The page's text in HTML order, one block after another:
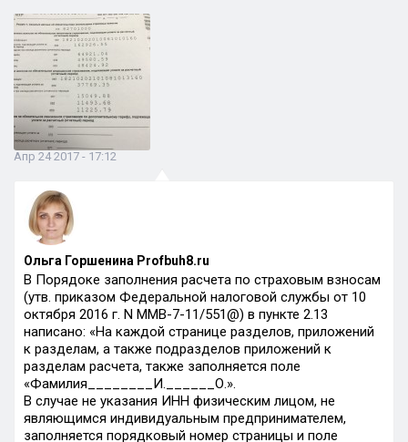
Апр 24 2017 - 17:12
Ольга Горшенина Profbuh8.ru
В Порядоке заполнения расчета по страховым взносам
(утв. приказом Федеральной налоговой службы от 10
октября 2016 г. N ММВ-7-11/551@) в пункте 2.13
написано: «На каждой странице разделов, приложений
к разделам, а также подразделов приложений к
разделам расчета, также заполняется поле
«Фамилия________И.______О.».
В случае не указания ИНН физическим лицом, не
являющимся индивидуальным предпринимателем,
заполняется порядковый номер страницы и поле